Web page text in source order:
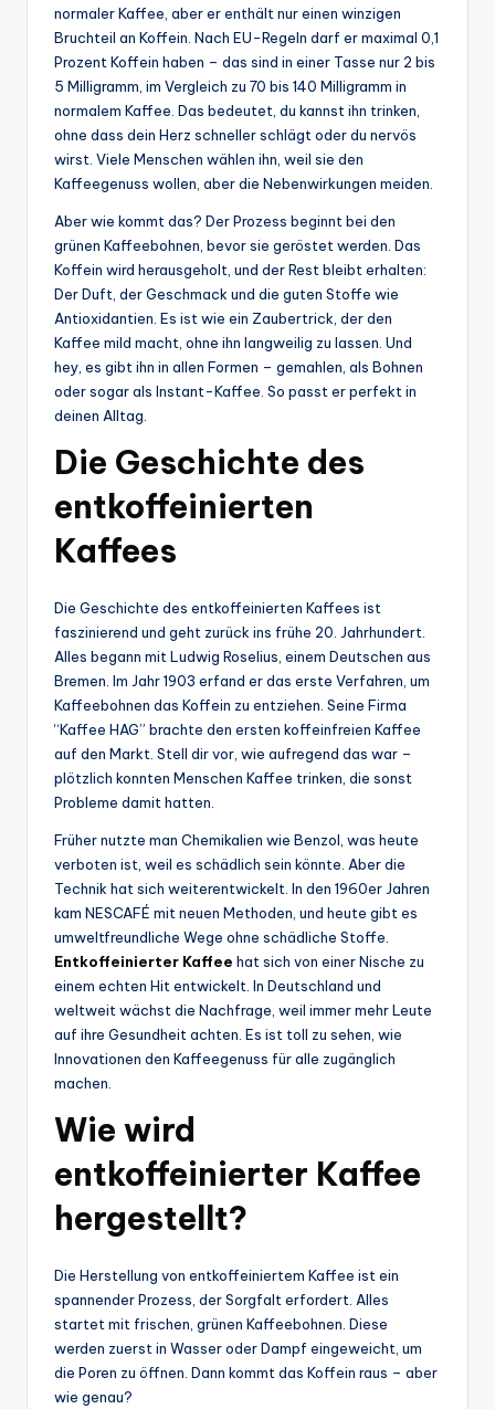
normaler Kaffee, aber er enthält nur einen winzigen
Bruchteil an Koffein. Nach EU-Regeln darf er maximal 0,1
Prozent Koffein haben – das sind in einer Tasse nur 2 bis
5 Milligramm, im Vergleich zu 70 bis 140 Milligramm in
normalem Kaffee. Das bedeutet, du kannst ihn trinken,
ohne dass dein Herz schneller schlägt oder du nervös
wirst. Viele Menschen wählen ihn, weil sie den
Kaffeegenuss wollen, aber die Nebenwirkungen meiden.
Aber wie kommt das? Der Prozess beginnt bei den
grünen Kaffeebohnen, bevor sie geröstet werden. Das
Koffein wird herausgeholt, und der Rest bleibt erhalten:
Der Duft, der Geschmack und die guten Stoffe wie
Antioxidantien. Es ist wie ein Zaubertrick, der den
Kaffee mild macht, ohne ihn langweilig zu lassen. Und
hey, es gibt ihn in allen Formen – gemahlen, als Bohnen
oder sogar als Instant-Kaffee. So passt er perfekt in
deinen Alltag.
Die Geschichte des
entkoffeinierten
Kaffees
Die Geschichte des entkoffeinierten Kaffees ist
faszinierend und geht zurück ins frühe 20. Jahrhundert.
Alles begann mit Ludwig Roselius, einem Deutschen aus
Bremen. Im Jahr 1903 erfand er das erste Verfahren, um
Kaffeebohnen das Koffein zu entziehen. Seine Firma
“Kaffee HAG” brachte den ersten koffeinfreien Kaffee
auf den Markt. Stell dir vor, wie aufregend das war –
plötzlich konnten Menschen Kaffee trinken, die sonst
Probleme damit hatten.
Früher nutzte man Chemikalien wie Benzol, was heute
verboten ist, weil es schädlich sein könnte. Aber die
Technik hat sich weiterentwickelt. In den 1960er Jahren
kam NESCAFÉ mit neuen Methoden, und heute gibt es
umweltfreundliche Wege ohne schädliche Stoffe.
Entkoffeinierter Kaffee hat sich von einer Nische zu
einem echten Hit entwickelt. In Deutschland und
weltweit wächst die Nachfrage, weil immer mehr Leute
auf ihre Gesundheit achten. Es ist toll zu sehen, wie
Innovationen den Kaffeegenuss für alle zugänglich
machen.
Wie wird
entkoffeinierter Kaffee
hergestellt?
Die Herstellung von entkoffeiniertem Kaffee ist ein
spannender Prozess, der Sorgfalt erfordert. Alles
startet mit frischen, grünen Kaffeebohnen. Diese
werden zuerst in Wasser oder Dampf eingeweicht, um
die Poren zu öffnen. Dann kommt das Koffein raus – aber
wie genau?